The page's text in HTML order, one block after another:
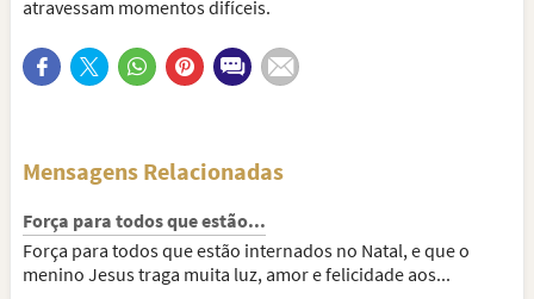
atravessam momentos difíceis.
Mensagens Relacionadas
Força para todos que estão...
Força para todos que estão internados no Natal, e que o
menino Jesus traga muita luz, amor e felicidade aos...